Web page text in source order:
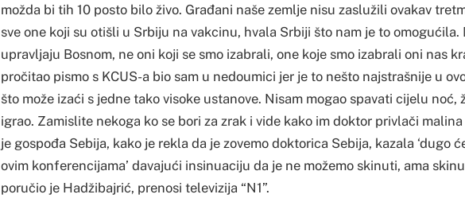
možda bi tih 10 posto bilo živo. Građani naše zemlje nisu zaslužili ovakav
sve one koji su otišli u Srbiju na vakcinu, hvala Srbiji što nam je to omogućila.
upravljaju Bosnom, ne oni koji se smo izabrali, one koje smo izabrali oni nas
pročitao pismo s KCUS-a bio sam u nedoumici jer je to nešto najstrašnije u
što može izaći s jedne tako visoke ustanove. Nisam mogao spavati cijelu noć,
igrao. Zamislite nekoga ko se bori za zrak i vide kako im doktor privlači
je gospođa Sebija, kako je rekla da je zovemo doktorica Sebija, kazala ‘dugo
ovim konferencijama’ davajući insinuaciju da je ne možemo skinuti, ama
poručio je Hadžibajrić, prenosi televizija “N1”.